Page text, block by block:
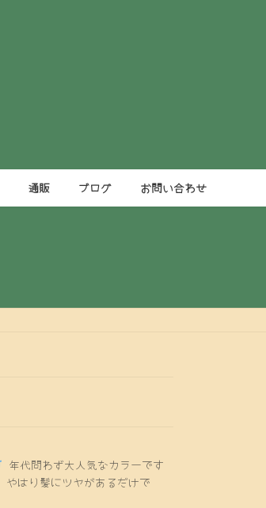
通販 ブログ お問い合わせ
年代問わず大人気なカラーです
やはり髪にツヤがあるだけで